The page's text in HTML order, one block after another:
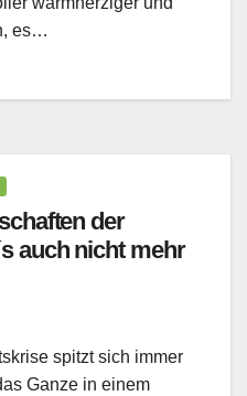
es…
der
auch nicht mehr
spitzt sich immer
Ganze in einem